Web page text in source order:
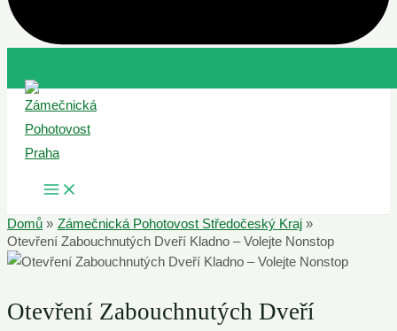
Přeskočit
obsah
MAIN
MENU
Domů
Zámečnická Pohotovost Středočeský Kraj
Otevření Zabouchnutých Dveří Kladno – Volejte Nonstop
Otevření Zabouchnutých Dveří